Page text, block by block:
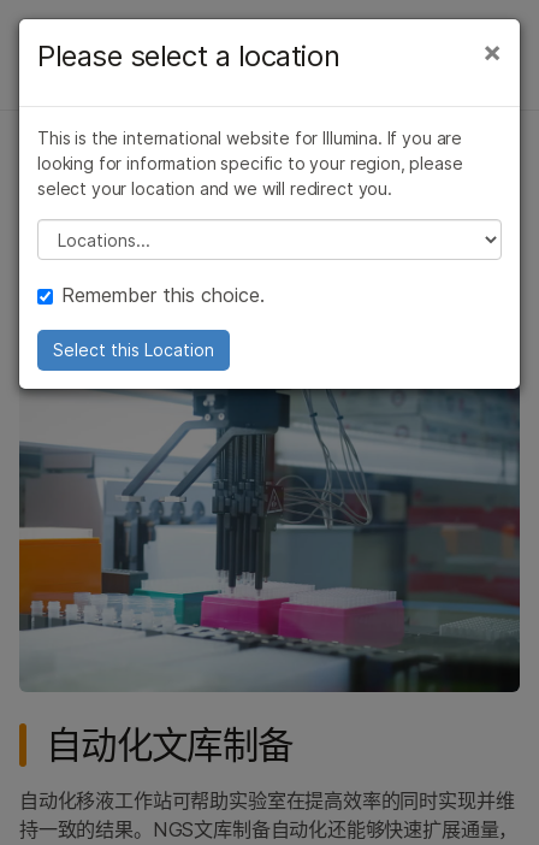
学习
支持
推荐内容链接
概述
DNA文库制备
RNA文库制备
自动化
多重化
酶切法片段化
接头连接
ALSO EXPLORE
DNA测序
甲基化测序
NGS文库制备
问题
文库制备自动化
最大限度地减少错误，缩短手动操作时间，并通过Illumina
文库制备产品的自动化选项实现更高的通量
联系专家
自动化文库制备
自动化移液工作站可帮助实验室在提高效率的同时实现并维
持一致的结果。NGS文库制备自动化还能够快速扩展通量，
癌症研究
微生物学
农业基因组学
复杂疾病
临床肿瘤学
生殖健康
遗传病和罕见病
×
Please select a location
This is the international website for Illumina. If you are
looking for information specific to your region, please
select your location and we will redirect you.
Please select a location
Remember this choice.
Select this Location